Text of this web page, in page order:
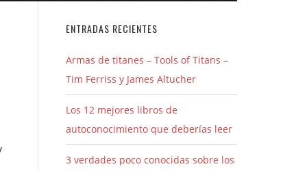
ENTRADAS RECIENTES
Armas de titanes – Tools of Titans –
Tim Ferriss y James Altucher
Los 12 mejores libros de
autoconocimiento que deberías leer
3 verdades poco conocidas sobre los